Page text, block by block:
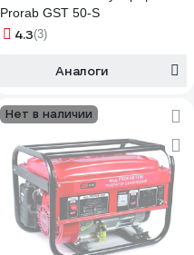
Prorab GST 50-S
4.3(3)
Аналоги
Нет в наличии